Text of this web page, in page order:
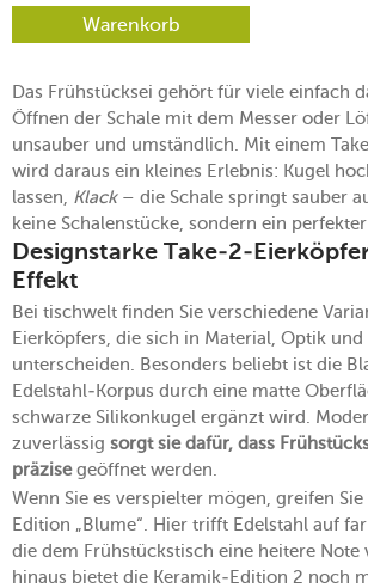
Warenkorb
Das Frühstücksei gehört für viele einfach
Öffnen der Schale mit dem Messer oder
unsauber und umständlich. Mit einem
wird daraus ein kleines Erlebnis: Kugel
lassen, Klack– die Schale springt sauber
keine Schalenstücke, sondern ein
Designstarke Take-2-
Effekt
Bei tischwelt finden Sie verschiedene
Eierköpfers, die sich in Material, Optik und
unterscheiden. Besonders beliebt ist die
Edelstahl-Korpus durch eine matte
schwarze Silikonkugel ergänzt wird.
zuverlässig sorgt sie dafür, dass
präzisegeöffnet werden.
Wenn Sie es verspielter mögen, greifen
Edition „Blume“. Hier trifft Edelstahl auf
die dem Frühstückstisch eine heitere Note
hinaus bietet die Keramik-Edition 2 noch